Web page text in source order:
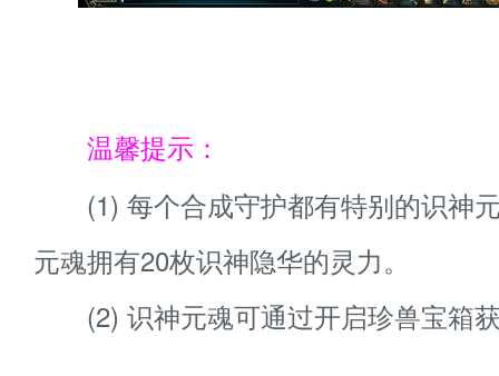
温馨提示：
(1) 每个合成守护都有特别的识神
元魂拥有20枚识神隐华的灵力。
(2) 识神元魂可通过开启珍兽宝箱